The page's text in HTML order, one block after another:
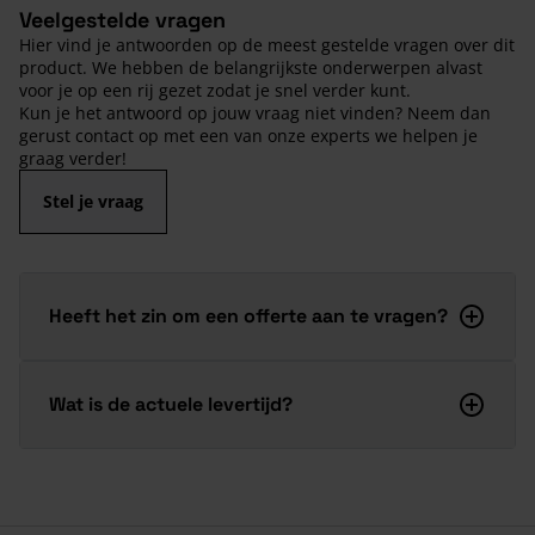
Veelgestelde vragen
Hier vind je antwoorden op de meest gestelde vragen over dit
product. We hebben de belangrijkste onderwerpen alvast
voor je op een rij gezet zodat je snel verder kunt.
Kun je het antwoord op jouw vraag niet vinden? Neem dan
gerust contact op met een van onze experts we helpen je
graag verder!
Stel je vraag
Heeft het zin om een offerte aan te vragen?
Wat is de actuele levertijd?